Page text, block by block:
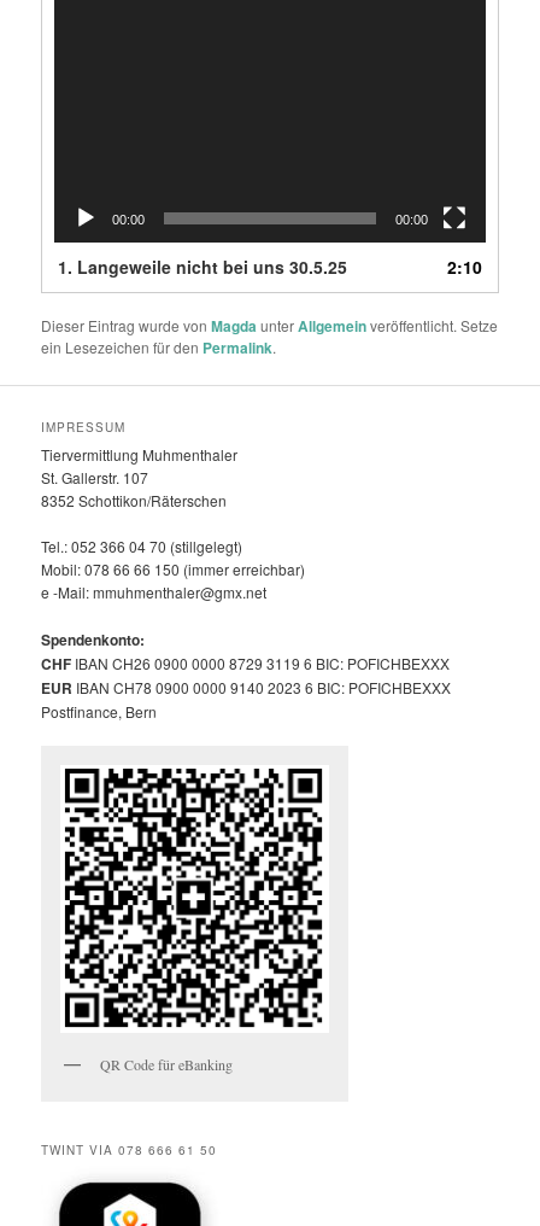
00:00 00:00
1. Langeweile nicht bei uns 30.5.25 2:10
Dieser Eintrag wurde vonMagdaunterAllgemeinveröffentlicht. Setze
ein Lesezeichen für den Permalink.
IMPRESSUM
Tiervermittlung Muhmenthaler
St. Gallerstr. 107
8352 Schottikon/Räterschen
Tel.: 052 366 04 70 (stillgelegt)
Mobil: 078 66 66 150 (immer erreichbar)
e -Mail: mmuhmenthaler@gmx.net
Spendenkonto:
CHF IBAN CH26 0900 0000 8729 3119 6 BIC: POFICHBEXXX
EUR IBAN CH78 0900 0000 9140 2023 6 BIC: POFICHBEXXX
Postfinance, Bern
QR Code für eBanking
TWINT VIA 078 666 61 50